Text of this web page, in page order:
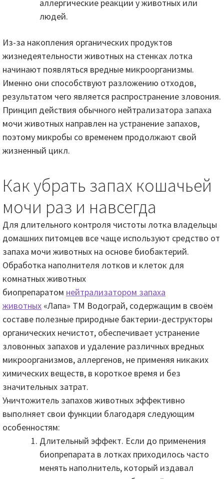
аллергические реакции у животных или
людей.
Из-за накопления органических продуктов
жизнедеятельности животных на стенках лотка
начинают появляться вредные микроорганизмы.
Именно они способствуют разложению отходов,
результатом чего является распространение зловония.
Принцип действия обычного нейтрализатора запаха
мочи животных направлен на устранение запахов,
поэтому микробы со временем продолжают свой
жизненный цикл.
Как убрать запах кошачьей
мочи раз и навсегда
Для длительного контроля чистоты лотка владельцы
домашних питомцев все чаще используют средство от
запаха мочи животных на основе биобактерий.
Обработка наполнителя лотков и клеток для
комнатных животных
биопрепаратом нейтрализатором запаха
животных «Лапа» ТМ Водограй, содержащим в своём
составе полезные природные бактерии-деструкторы
органических нечистот, обеспечивает устранение
зловонных запахов и удаление различных вредных
микроорганизмов, аллергенов, не применяя никаких
химических веществ, в короткое время и без
значительных затрат.
Уничтожитель запахов животных эффективно
выполняет свои функции благодаря следующим
особенностям:
Длительный эффект. Если до применения
биопрепарата в лотках приходилось часто
менять наполнитель, который издавал